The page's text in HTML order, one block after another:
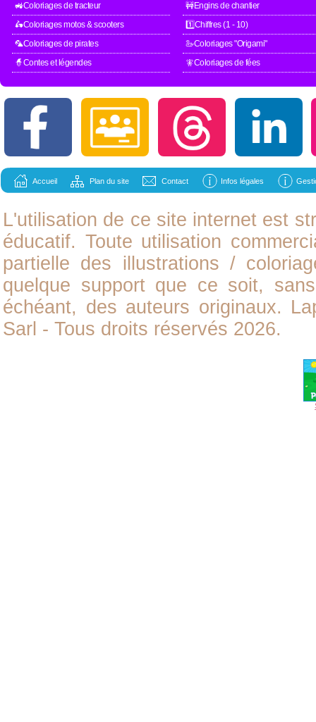
🚜Coloriages de tracteur
🚧Engins de chantier
🛵Coloriages motos & scooters
1️⃣Chiffres (1 - 10)
🦜Coloriages de pirates
🦢Coloriages "Origami"
🧙Contes et légendes
🧚Coloriages de fées
Accueil Plan du site Contact Infos légales
L'utilisation de ce site internet est
éducatif. Toute utilisation
partielle des illustrations /
quelque support que ce soit,
échéant, des auteurs originaux.
Sarl - Tous droits réservés 2026.